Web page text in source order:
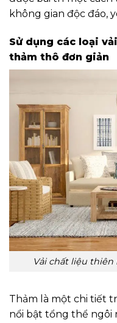
không gian độc đáo,
Sử dụng các loại
thảm thô đơn giản
Vải chất liệu
Thảm là một chi tiết
nổi bật tổng thể ngôi